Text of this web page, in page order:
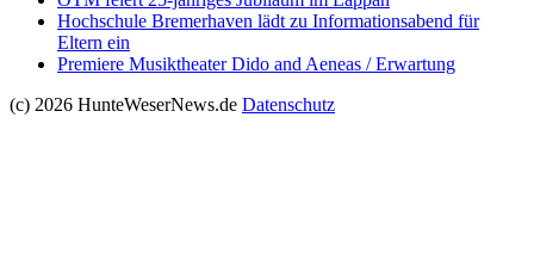
Hochschule Bremerhaven lädt zu Informationsabend für
Eltern ein
Premiere Musiktheater Dido and Aeneas / Erwartung
(c) 2026 HunteWeserNews.de Datenschutz